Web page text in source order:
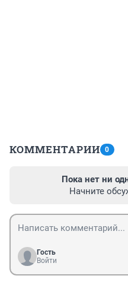
КОММЕНТАРИИ 0
Пока нет ни
Начните
Гость
Войти